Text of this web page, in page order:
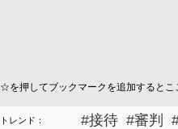
☆を押してブックマークを追加するとこ
#接待 #審判
トレンド：